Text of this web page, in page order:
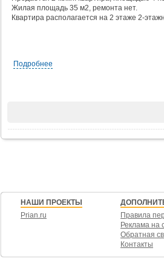
Жилая площадь 35 м2, ремонта нет.
Квартира располагается на 2 этаже 2-
Подробнее
НАШИ ПРОЕКТЫ
Prian.ru
Правила
Реклама на
Обратная
Контакты